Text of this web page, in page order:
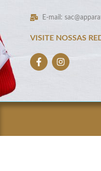
E-mail:
VISITE NOSSAS